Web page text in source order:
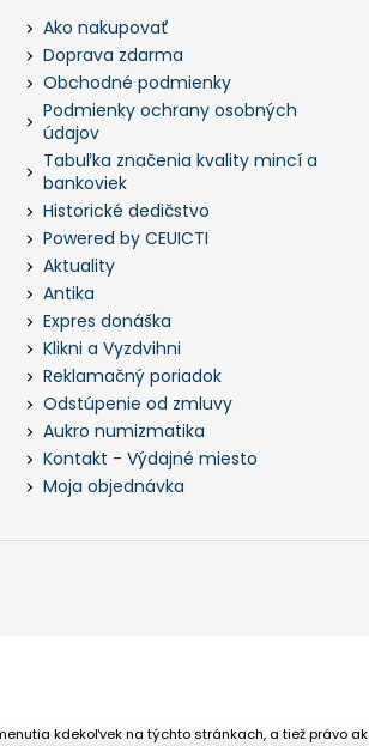
Ako nakupovať
Doprava zdarma
Obchodné podmienky
Podmienky ochrany osobných
údajov
Tabuľka značenia kvality mincí a
bankoviek
Historické dedičstvo
Powered by CEUICTI
Aktuality
Antika
Expres donáška
Klikni a Vyzdvihni
Reklamačný poriadok
Odstúpenie od zmluvy
Aukro numizmatika
Kontakt - Výdajné miesto
Moja objednávka
kdekoľvek na týchto stránkach, a tiež právo